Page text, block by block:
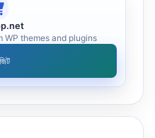
themes and plugins